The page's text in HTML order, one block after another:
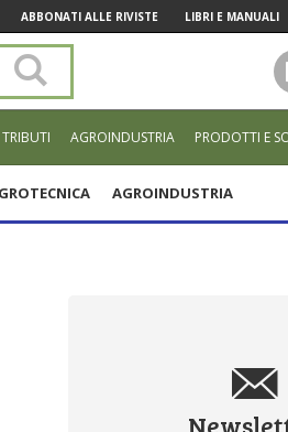
ABBONATI ALLE RIVISTE LIBRI E MANUALI
sito
TRIBUTI AGROINDUSTRIA PRODOTTI E
AGROINDUSTRIA